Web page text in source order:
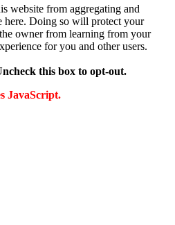
website from aggregating and
here. Doing so will protect your
owner from learning from your
for you and other users.
this box to opt-out.
JavaScript.